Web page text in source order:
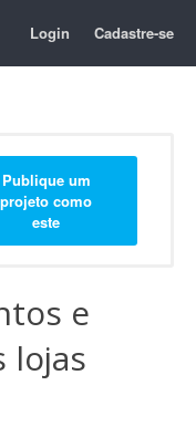
Login Cadastre-se
Publique um
projeto como
este
e
lojas